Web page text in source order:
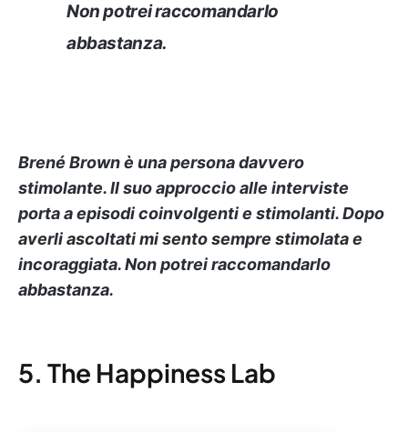
Non potrei raccomandarlo
abbastanza.
Brené Brown è una persona davvero
stimolante. Il suo approccio alle interviste
porta a episodi coinvolgenti e stimolanti. Dopo
averli ascoltati mi sento sempre stimolata e
incoraggiata. Non potrei raccomandarlo
abbastanza.
5. The Happiness Lab